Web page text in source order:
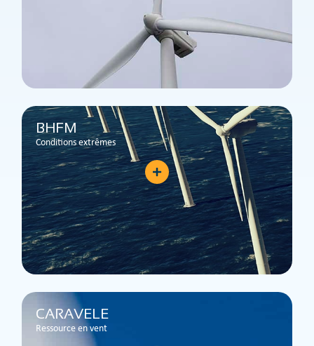
BHFM
Conditions extrêmes
CARAVELE
Ressource en vent